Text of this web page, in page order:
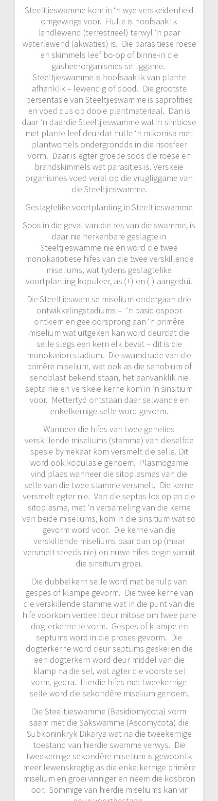
Steeltjieswamme kom in ‘n wye verskeidenheid
omgewings voor. Hulle is hoofsaaklik
landlewend (terrestrieël) terwyl ‘n paar
waterlewend (akwaties) is. Die parasitiese roese
en skimmels leef bo-op of binne-in die
gasheerorganismes se liggame.
Steeltjieswamme is hoofsaaklik van plante
afhanklik – lewendig of dood. Die grootste
persentasie van Steeltjieswamme is saprofities
en voed dus op dooie plantmateriaal. Dan is
daar ‘n daardie Steeltjieswamme wat in simbiose
met plante leef deurdat hulle ‘n mikorrisa met
plantwortels ondergrondds in die risosfeer
vorm. Daar is egter groepe soos die roese en
brandskimmels wat parasities is. Verskeie
organismes voed veral op die vrugliggame van
die Steeltjieswamme.
Geslagtelike voortplanting in Steeltjieswamme
Soos in die geval van die res van die swamme, is
daar nie herkenbare geslagte in
Steeltjieswamme nie en word die twee
monokariotiese hifes van die twee verskillende
miseliums, wat tydens geslagtelike
voortplanting kopuleer, as (+) en (-) aangedui.
Die Steeltjieswam se miselium ondergaan drie
ontwikkelingstadiums – ‘n basidiospoor
ontkiem en gee oorsprong aan ‘n primêre
miselium wat uitgeken kan word deurdat die
selle slegs een kern elk bevat – dit is die
monokarion stadium. Die swamdrade van die
primêre miselium, wat ook as die senobium of
senoblast bekend staan, het aanvanklik nie
septa nie en verskeie kerne kom in ‘n sinsitium
voor. Mettertyd ontstaan daar selwande en
enkelkernige selle word gevorm.
Wanneer die hifes van twee geneties
verskillende miseliums (stamme) van dieselfde
spesie bymekaar kom versmelt die selle. Dit
word ook kopulasie genoem. Plasmogamie
vind plaas wanneer die sitoplasmas van die
selle van die twee stamme versmelt. Die kerne
versmelt egter nie. Van die septas los op en die
sitoplasma, met ‘n versameling van die kerne
van beide miseliums, kom in die sinsitium wat so
gevorm word voor. Die kerne van die
verskillende miseliums paar dan op (maar
versmelt steeds nie) en nuwe hifes begin vanuit
die sinsitium groei.
Die dubbelkern selle word met behulp van
gespes of klampe gevorm. Die twee kerne van
die verskillende stamme wat in die punt van die
hife voorkom verdeel deur mitose om twee pare
dogterkerne te vorm. Gespes of klampe en
septums word in die proses gevorm. Die
dogterkerne word deur septums geskei en die
een dogterkern word deur middel van die
klamp na die sel, wat agter die voorste sel
vorm, gedra. Hierdie hifes met tweekernige
selle word die sekondêre miselium genoem.
Die Steeltjieswamme (Basidiomycota) vorm
saam met die Sakswamme (Ascomycota) die
Subkoninkryk Dikarya wat na die tweekernige
toestand van hierdie swamme verwys. Die
tweekernige sekondêre miselium is gewoonlik
meer lewenskragtig as die enkelkernige primêre
miselium en groei vinniger en neem die kosbron
oor. Sommige van hierdie miseliums kan vir